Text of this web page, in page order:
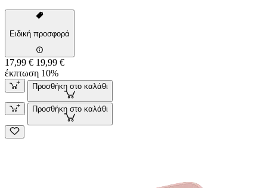
Ειδική προσφορά
17,99 € 19,99 €
έκπτωση 10%
Προσθήκη στο καλάθι
Προσθήκη στο καλάθι